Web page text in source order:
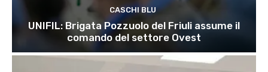
CASCHI BLU
UNIFIL: Brigata Pozzuolo del Friuli assume il
comando del settore Ovest